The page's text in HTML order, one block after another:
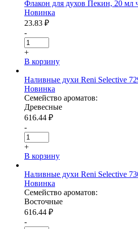
Флакон для духов Пекин, 20
Новинка
23.83 ₽
-
+
В корзину
Наливные духи Reni Selective
Новинка
Семейство ароматов:
Древесные
616.44 ₽
-
+
В корзину
Наливные духи Reni Selective
Новинка
Семейство ароматов:
Восточные
616.44 ₽
-